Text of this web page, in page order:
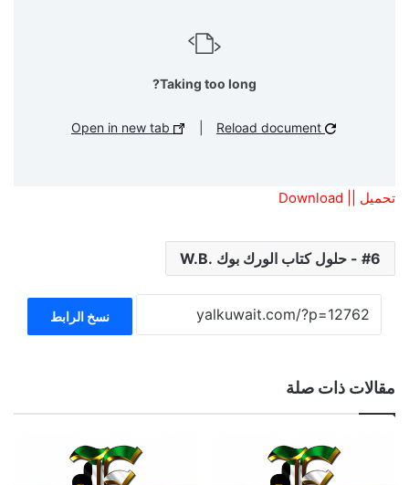
Taking too long?
تحميل || Download
6 - حلول كتاب الورك بوك .W.B
نسخ الرابط
مقالات ذات صلة